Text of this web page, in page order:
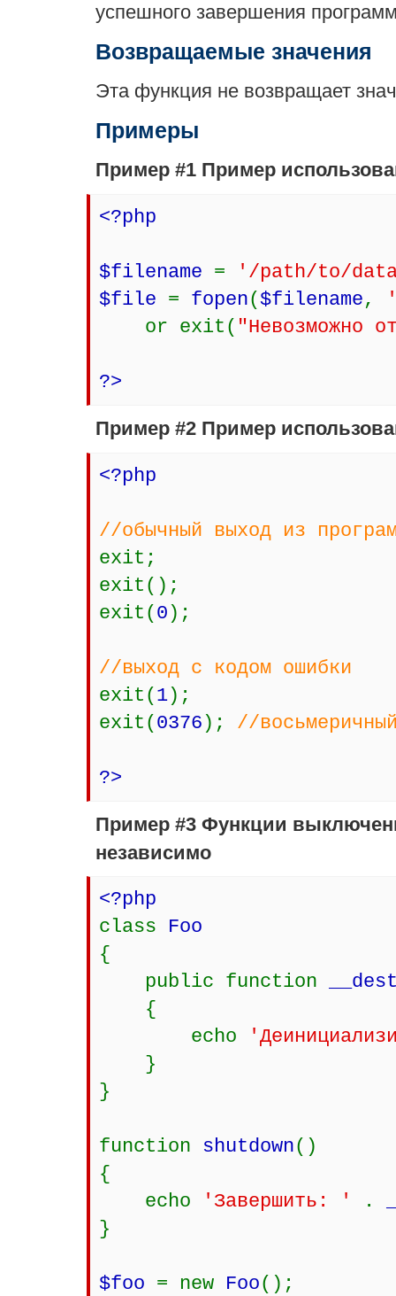
успешного завершения
Возвращаемые значения
Эта функция не возвращает
Примеры
Пример #1 Пример
<?php
$filename =
'/path/to/
$file = fopen($filename,
or exit( "Невозможно
?>
Пример #2 Пример
<?php
//обычный выход из
exit;
exit();
exit( 0 );
//выход с кодом ошибки
exit( 1);
exit( 0376 ); //
?>
Пример #3 Функции
независимо
<?php
class Foo
{
public function
{
echo
}
}
function shutdown()
{
echo
'Завершить: ' .
}
$foo = new Foo();